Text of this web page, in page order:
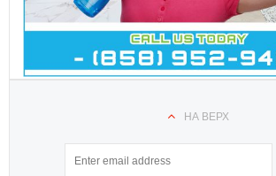
НА ВЕРХ